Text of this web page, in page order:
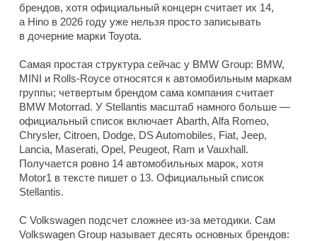
брендов, хотя официальный концерн считает их 14,
а Hino в 2026 году уже нельзя просто записывать
в дочерние марки Toyota.
Самая простая структура сейчас у BMW Group: BMW,
MINI и Rolls-Royce относятся к автомобильным маркам
группы; четвертым брендом сама компания считает
BMW Motorrad. У Stellantis масштаб намного больше —
официальный список включает Abarth, Alfa Romeo,
Chrysler, Citroen, Dodge, DS Automobiles, Fiat, Jeep,
Lancia, Maserati, Opel, Peugeot, Ram и Vauxhall.
Получается ровно 14 автомобильных марок, хотя
Motor1 в тексте пишет о 13. Официальный список
Stellantis.
С Volkswagen подсчет сложнее из-за методики. Сам
Volkswagen Group называет десять основных брендов: